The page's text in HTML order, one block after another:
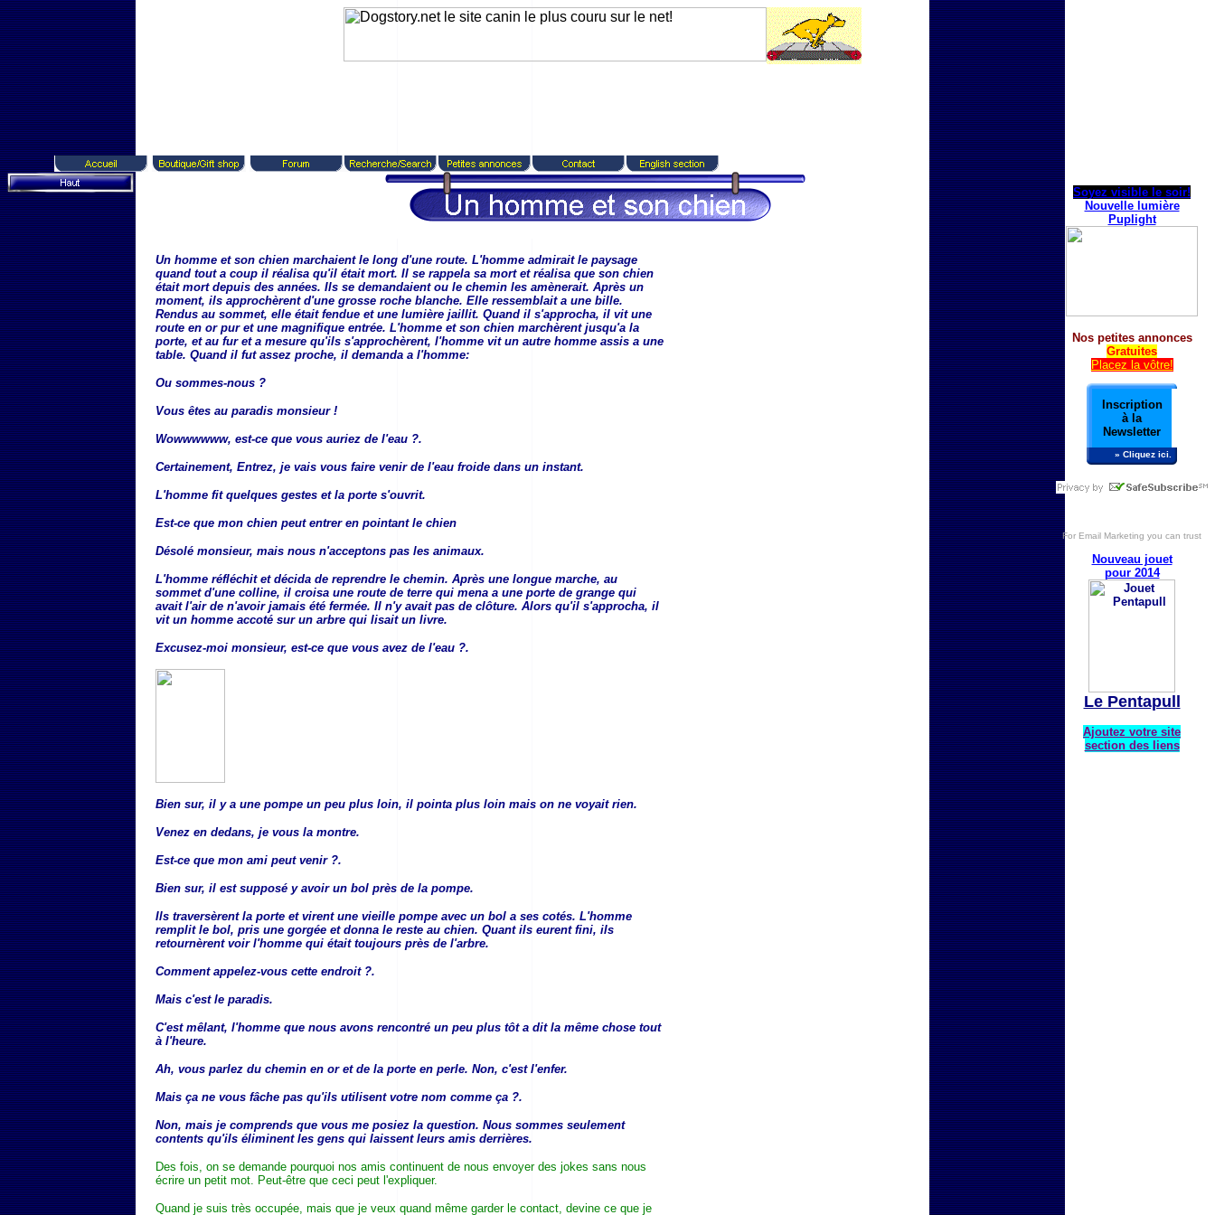
Un homme et son chien marchaient le long d'une route. L'homme admirait le paysage
quand tout a coup il réalisa qu'il était mort. Il se rappela sa mort et réalisa que son chien
était mort depuis des années. Ils se demandaient ou le chemin les amènerait. Après un
moment, ils approchèrent d'une grosse roche blanche. Elle ressemblait a une bille.
Rendus au sommet, elle était fendue et une lumière jaillit. Quand il s'approcha, il vit une
route en or pur et une magnifique entrée. L'homme et son chien marchèrent jusqu'a la
porte, et au fur et a mesure qu'ils s'approchèrent, l'homme vit un autre homme assis a une
table. Quand il fut assez proche, il demanda a l'homme:
Ou sommes-nous ?
Vous êtes au paradis monsieur !
Wowwwwww, est-ce que vous auriez de l'eau ?.
Certainement, Entrez, je vais vous faire venir de l'eau froide dans un instant.
L'homme fit quelques gestes et la porte s'ouvrit.
Est-ce que mon chien peut entrer en pointant le chien
Désolé monsieur, mais nous n'acceptons pas les animaux.
L'homme réfléchit et décida de reprendre le chemin. Après une longue marche, au
sommet d'une colline, il croisa une route de terre qui mena a une porte de grange qui
avait l'air de n'avoir jamais été fermée. Il n'y avait pas de clôture. Alors qu'il s'approcha, il
vit un homme accoté sur un arbre qui lisait un livre.
Excusez-moi monsieur, est-ce que vous avez de l'eau ?.
Bien sur, il y a une pompe un peu plus loin, il pointa plus loin mais on ne voyait rien.
Venez en dedans, je vous la montre.
Est-ce que mon ami peut venir ?.
Bien sur, il est supposé y avoir un bol près de la pompe.
Ils traversèrent la porte et virent une vieille pompe avec un bol a ses cotés. L'homme
remplit le bol, pris une gorgée et donna le reste au chien. Quant ils eurent fini, ils
retournèrent voir l'homme qui était toujours près de l'arbre.
Comment appelez-vous cette endroit ?.
Mais c'est le paradis.
C'est mêlant, l'homme que nous avons rencontré un peu plus tôt a dit la même chose tout
à l'heure.
Ah, vous parlez du chemin en or et de la porte en perle. Non, c'est l'enfer.
Mais ça ne vous fâche pas qu'ils utilisent votre nom comme ça ?.
Non, mais je comprends que vous me posiez la question. Nous sommes seulement
contents qu'ils éliminent les gens qui laissent leurs amis derrières.
Des fois, on se demande pourquoi nos amis continuent de nous envoyer des jokes sans nous
écrire un petit mot. Peut-être que ceci peut l'expliquer.
Quand je suis très occupée, mais que je veux quand même garder le contact, devine ce que je
Soyez visible le soir!
Nouvelle lumière
Puplight
Nos petites annonces
Gratuites
Placez la vôtre!
Inscription
à la
Newsletter
» Cliquez ici.
For Email Marketing you can trust
Nouveau jouet
pour 2014
Le Pentapull
Ajoutez votre site
section des liens